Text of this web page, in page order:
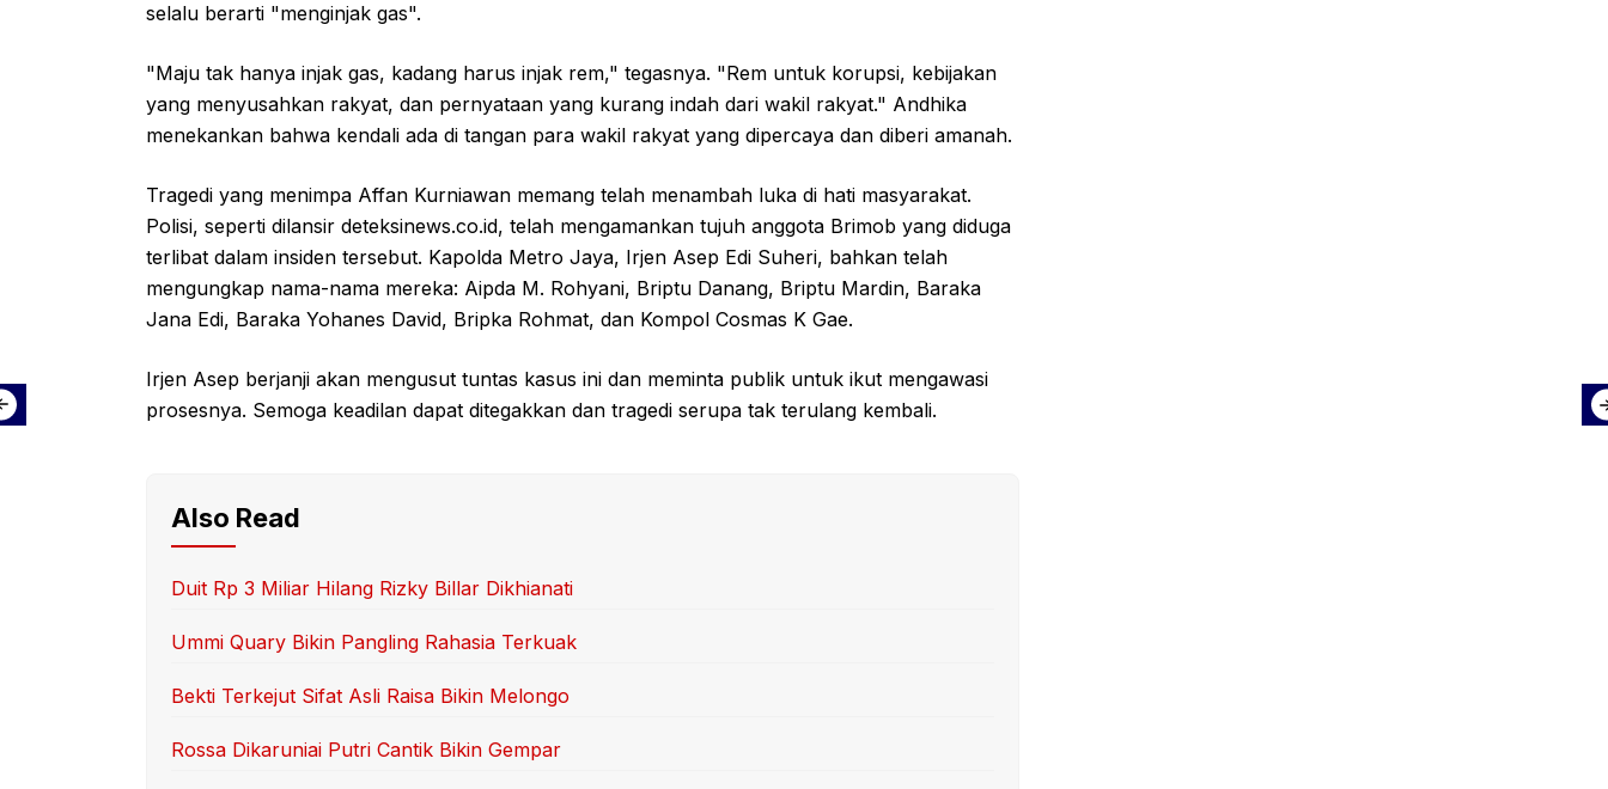
selalu berarti "menginjak gas".
"Maju tak hanya injak gas, kadang harus injak rem," tegasnya. "Rem untuk korupsi, kebijakan
yang menyusahkan rakyat, dan pernyataan yang kurang indah dari wakil rakyat." Andhika
menekankan bahwa kendali ada di tangan para wakil rakyat yang dipercaya dan diberi amanah.
Tragedi yang menimpa Affan Kurniawan memang telah menambah luka di hati masyarakat.
Polisi, seperti dilansir deteksinews.co.id, telah mengamankan tujuh anggota Brimob yang diduga
terlibat dalam insiden tersebut. Kapolda Metro Jaya, Irjen Asep Edi Suheri, bahkan telah
mengungkap nama-nama mereka: Aipda M. Rohyani, Briptu Danang, Briptu Mardin, Baraka
Jana Edi, Baraka Yohanes David, Bripka Rohmat, dan Kompol Cosmas K Gae.
Irjen Asep berjanji akan mengusut tuntas kasus ini dan meminta publik untuk ikut mengawasi
prosesnya. Semoga keadilan dapat ditegakkan dan tragedi serupa tak terulang kembali.
Also Read
Duit Rp 3 Miliar Hilang Rizky Billar Dikhianati
Ummi Quary Bikin Pangling Rahasia Terkuak
Bekti Terkejut Sifat Asli Raisa Bikin Melongo
Rossa Dikaruniai Putri Cantik Bikin Gempar